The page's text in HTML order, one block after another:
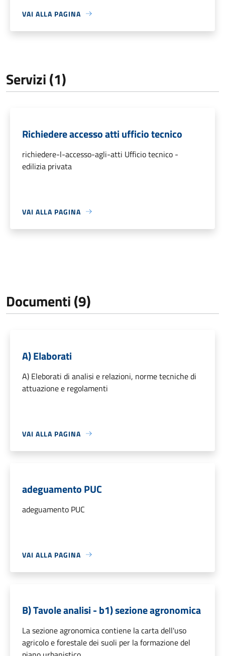
VAI ALLA PAGINA
Servizi (1)
Richiedere accesso atti ufficio tecnico
richiedere-l-accesso-agli-atti Ufficio tecnico -
edilizia privata
VAI ALLA PAGINA
Documenti (9)
A) Elaborati
A) Eleborati di analisi e relazioni, norme tecniche di
attuazione e regolamenti
VAI ALLA PAGINA
adeguamento PUC
adeguamento PUC
VAI ALLA PAGINA
B) Tavole analisi - b1) sezione agronomica
La sezione agronomica contiene la carta dell'uso
agricolo e forestale dei suoli per la formazione del